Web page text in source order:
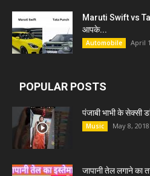
Maruti Swift vs
आपके...
Automobile April
POPULAR POSTS
पंजाबी भाभी के सेक्सी
Music May 8, 2018
जापानी तेल लगाने